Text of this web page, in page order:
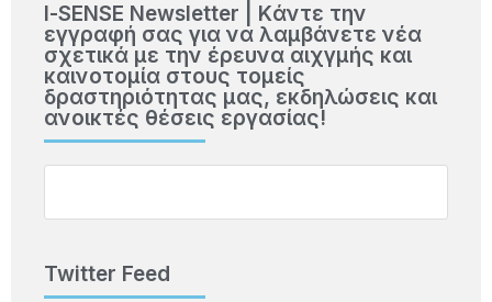
Ι-SENSE Newsletter | Kάντε την
εγγραφή σας για να λαμβάνετε νέα
σχετικά με την έρευνα αιχγμής και
καινοτομία στους τομείς
δραστηριότητας μας, εκδηλώσεις και
ανοικτές θέσεις εργασίας!
Twitter Feed